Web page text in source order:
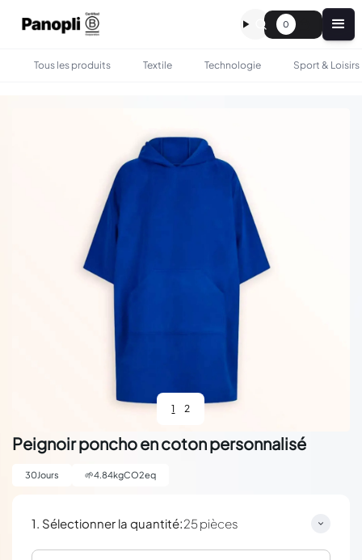
0
Tous les produits Textile Technologie Sport & Loisirs
1 2
Peignoir poncho en coton personnalisé
30Jours 🌱4.84kgCO2eq
1. Sélectionner la quantité:25 pièces